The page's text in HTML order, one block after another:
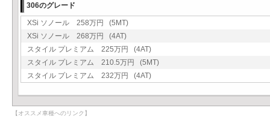
306のグレード
XSi ソノール 258万円 (5MT)
XSi ソノール 268万円 (4AT)
スタイル プレミアム 225万円 (4AT)
スタイル プレミアム 210.5万円 (5MT)
スタイル プレミアム 232万円 (4AT)
【オススメ車種へのリンク】